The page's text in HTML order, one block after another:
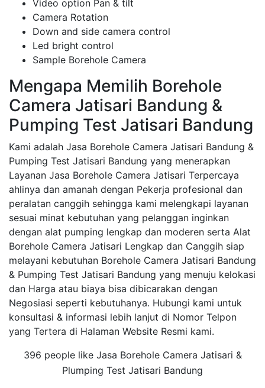
Video option Pan & tilt
Camera Rotation
Down and side camera control
Led bright control
Sample Borehole Camera
Mengapa Memilih Borehole
Camera Jatisari Bandung &
Pumping Test Jatisari Bandung
Kami adalah Jasa Borehole Camera Jatisari Bandung &
Pumping Test Jatisari Bandung yang menerapkan
Layanan Jasa Borehole Camera Jatisari Terpercaya
ahlinya dan amanah dengan Pekerja profesional dan
peralatan canggih sehingga kami melengkapi layanan
sesuai minat kebutuhan yang pelanggan inginkan
dengan alat pumping lengkap dan moderen serta Alat
Borehole Camera Jatisari Lengkap dan Canggih siap
melayani kebutuhan Borehole Camera Jatisari Bandung
& Pumping Test Jatisari Bandung yang menuju kelokasi
dan Harga atau biaya bisa dibicarakan dengan
Negosiasi seperti kebutuhanya. Hubungi kami untuk
konsultasi & informasi lebih lanjut di Nomor Telpon
yang Tertera di Halaman Website Resmi kami.
396 people like Jasa Borehole Camera Jatisari &
Plumping Test Jatisari Bandung